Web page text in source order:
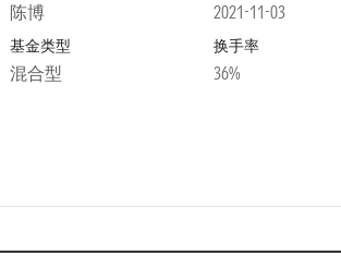
陈博 2021-11-03
基金类型
混合型
换手率
36%